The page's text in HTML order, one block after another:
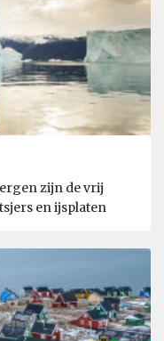
zijn de vrij
en ijsplaten